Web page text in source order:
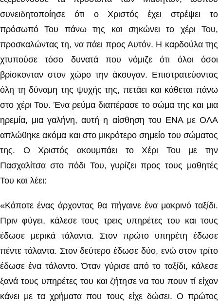
συνειδητοποίησε ότι ο Χριστός έχει στρέψει το
πρόσωπό Του πάνω της και σηκώνει το χέρι Του,
προσκαλώντας τη, να πάει προς Αυτόν. Η καρδούλα της
χτυπούσε τόσο δυνατά που νόμιζε ότι όλοι όσοι
βρίσκονταν στον χώρο την άκουγαν. Επιστρατεύοντας
όλη τη δύναμη της ψυχής της, πετάει και κάθεται πάνω
στο χέρι Του. Ένα ρεύμα διαπέρασε το σώμα της και μια
ηρεμία, μια γαλήνη, αυτή η αίσθηση του ΕΝΑ με ΟΛΑ
απλώθηκε ακόμα και στο μικρότερο σημείο του σώματος
της. Ο Χριστός ακουμπάει το Χέρι Του με την
Πασχαλίτσα στο πόδι Του, γυρίζει προς τους μαθητές
Του και λέει:
«Κάποτε ένας άρχοντας θα πήγαινε ένα μακρινό ταξίδι.
Πριν φύγει, κάλεσε τους τρεις υπηρέτες του και τους
έδωσε μερικά τάλαντα. Στον πρώτο υπηρέτη έδωσε
πέντε τάλαντα. Στον δεύτερο έδωσε δύο, ενώ στον τρίτο
έδωσε ένα τάλαντο. Όταν γύρισε από το ταξίδι, κάλεσε
ξανά τους υπηρέτες του και ζήτησε να του πουν τί είχαν
κάνει με τα χρήματα που τους είχε δώσει. Ο πρώτος